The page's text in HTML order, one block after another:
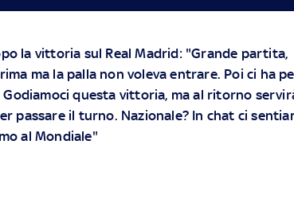
la vittoria sul Real Madrid: "Grande partita,
ma la palla non voleva entrare. Poi ci ha
Godiamoci questa vittoria, ma al ritorno
passare il turno. Nazionale? In chat ci
al Mondiale"